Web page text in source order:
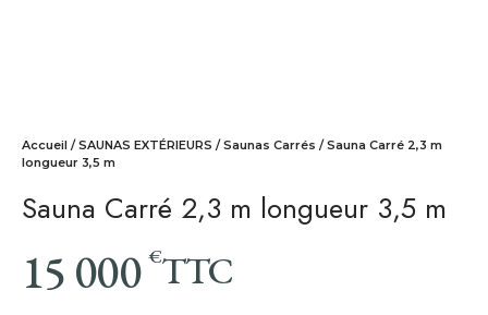
Accueil /SAUNAS EXTÉRIEURS /Saunas Carrés / Sauna Carré 2,3 m
longueur 3,5 m
Sauna Carré 2,3 m longueur 3,5 m
15 000€TTC